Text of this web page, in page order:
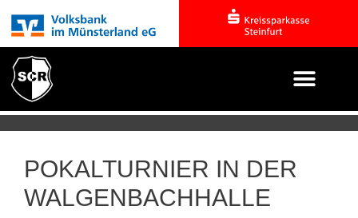
POKALTURNIER IN DER
WALGENBACHHALLE